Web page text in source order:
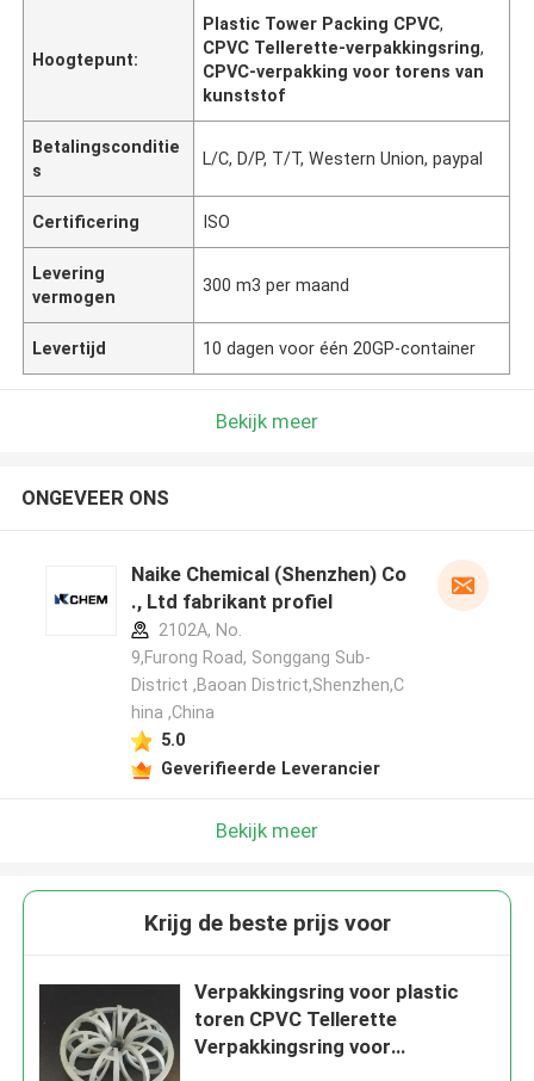
Hoogtepunt:
Plastic Tower Packing CPVC,
CPVC Tellerette-verpakkingsring,
CPVC-verpakking voor torens van
kunststof
Betalingsconditie
s
L/C, D/P, T/T, Western Union, paypal
Certificering ISO
Levering
vermogen
300 m3 per maand
Levertijd 10 dagen voor één 20GP-container
Bekijk meer
ONGEVEER ONS
Naike Chemical (Shenzhen) Co
., Ltd fabrikant profiel
2102A, No.
9,Furong Road, Songgang Sub-
District ,Baoan District,Shenzhen,C
hina ,China
5.0
Geverifieerde Leverancier
Bekijk meer
Krijg de beste prijs voor
Verpakkingsring voor plastic
toren CPVC Tellerette
Verpakkingsring voor